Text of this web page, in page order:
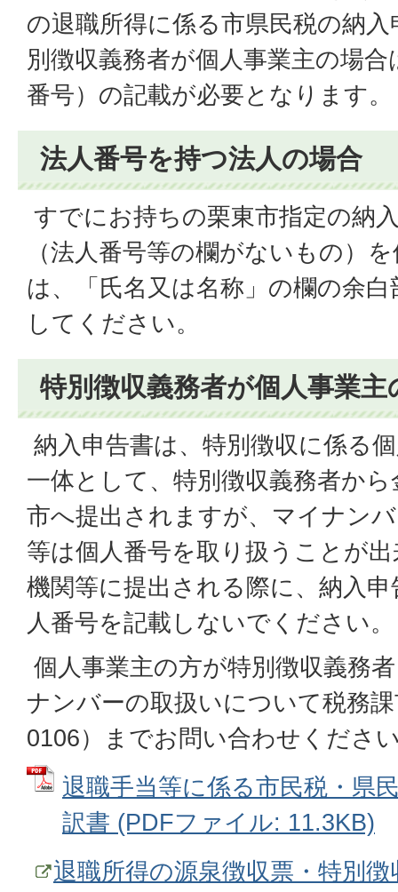
の退職所得に係る市県民税の納
別徴収義務者が個人事業主の場
番号）の記載が必要となります。
法人番号を持つ法人の場合
すでにお持ちの栗東市指定の納
（法人番号等の欄がないもの）
は、「氏名又は名称」の欄の余
してください。
特別徴収義務者が個人事業主
納入申告書は、特別徴収に係る
一体として、特別徴収義務者か
市へ提出されますが、マイナン
等は個人番号を取り扱うことが
機関等に提出される際に、納入
人番号を記載しないでください。
個人事業主の方が特別徴収義務
ナンバーの取扱いについて税務
0106）までお問い合わせくださ
退職手当等に係る市民税・県
訳書 (PDFファイル: 11.3KB)
退職所得の源泉徴収票・特別